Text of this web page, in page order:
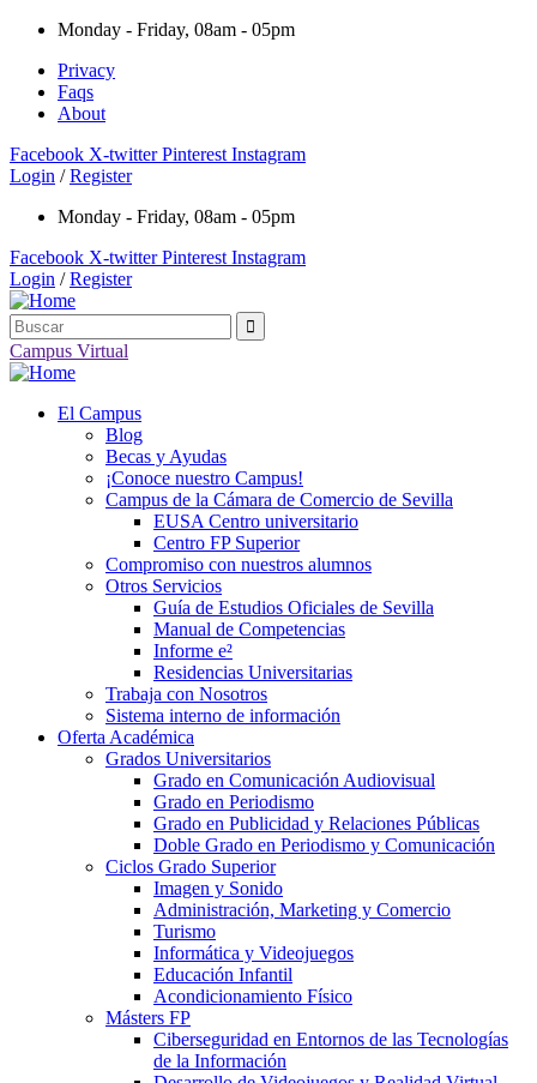
Monday - Friday, 08am - 05pm
Privacy
Faqs
About
Facebook X-twitter Pinterest Instagram
Login / Register
Monday - Friday, 08am - 05pm
Facebook X-twitter Pinterest Instagram
Login / Register
Campus Virtual
El Campus
Blog
Becas y Ayudas
¡Conoce nuestro Campus!
Campus de la Cámara de Comercio de Sevilla
EUSA Centro universitario
Centro FP Superior
Compromiso con nuestros alumnos
Otros Servicios
Guía de Estudios Oficiales de Sevilla
Manual de Competencias
Informe e²
Residencias Universitarias
Trabaja con Nosotros
Sistema interno de información
Oferta Académica
Grados Universitarios
Grado en Comunicación Audiovisual
Grado en Periodismo
Grado en Publicidad y Relaciones Públicas
Doble Grado en Periodismo y Comunicación
Ciclos Grado Superior
Imagen y Sonido
Administración, Marketing y Comercio
Turismo
Informática y Videojuegos
Educación Infantil
Acondicionamiento Físico
Másters FP
Ciberseguridad en Entornos de las Tecnologías
de la Información